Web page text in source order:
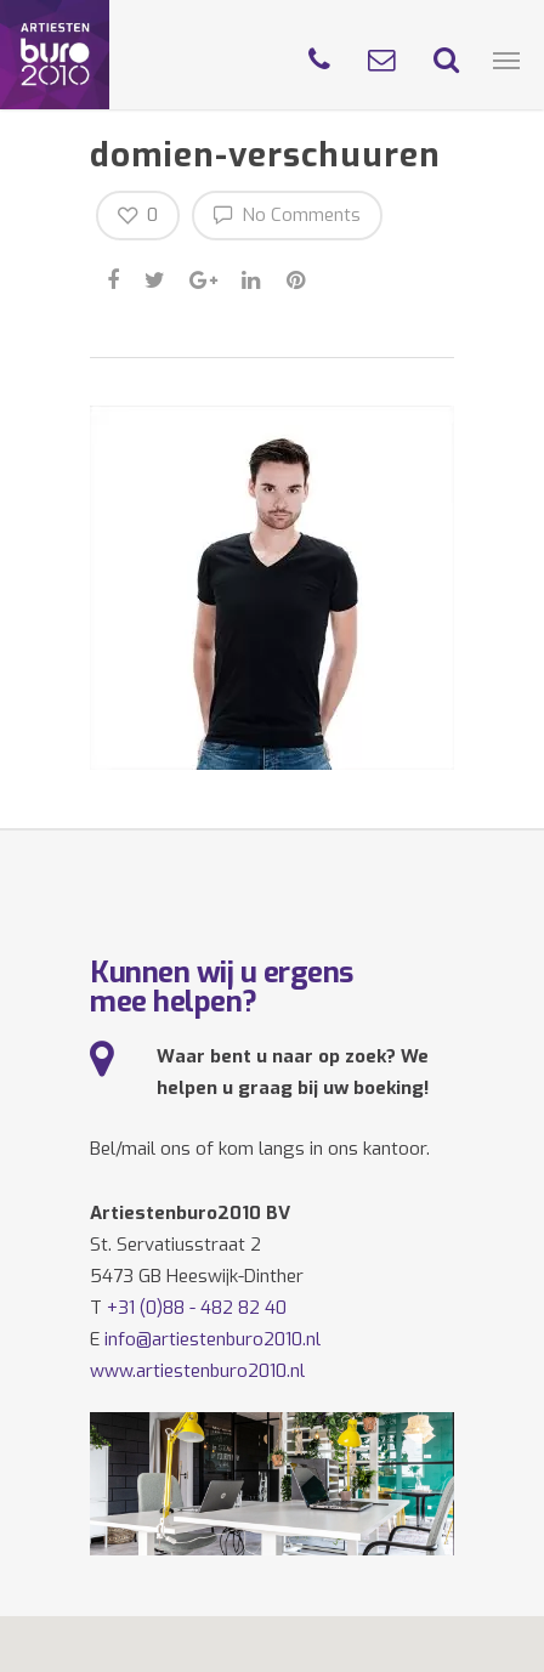
domien-verschuuren
No Comments
0
Kunnen wij u ergens
mee helpen?
Waar bent u naar op zoek? We
helpen u graag bij uw boeking!
Bel/mail ons of kom langs in ons kantoor.
Artiestenburo2010 BV
St. Servatiusstraat 2
5473 GB Heeswijk-Dinther
T +31 (0)88 - 482 82 40
E info@artiestenburo2010.nl
www.artiestenburo2010.nl
Volg ons ook opFacebookenTwitter